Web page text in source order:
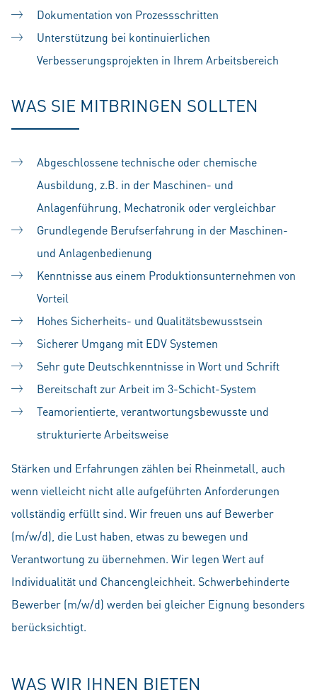
Dokumentation von Prozessschritten
Unterstützung bei kontinuierlichen
Verbesserungsprojekten in Ihrem Arbeitsbereich
WAS SIE MITBRINGEN SOLLTEN
Abgeschlossene technische oder chemische
Ausbildung, z.B. in der Maschinen- und
Anlagenführung, Mechatronik oder vergleichbar
Grundlegende Berufserfahrung in der Maschinen-
und Anlagenbedienung
Kenntnisse aus einem Produktionsunternehmen von
Vorteil
Hohes Sicherheits- und Qualitätsbewusstsein
Sicherer Umgang mit EDV Systemen
Sehr gute Deutschkenntnisse in Wort und Schrift
Bereitschaft zur Arbeit im 3-Schicht-System
Teamorientierte, verantwortungsbewusste und
strukturierte Arbeitsweise
Stärken und Erfahrungen zählen bei Rheinmetall, auch
wenn vielleicht nicht alle aufgeführten Anforderungen
vollständig erfüllt sind. Wir freuen uns auf Bewerber
(m/w/d), die Lust haben, etwas zu bewegen und
Verantwortung zu übernehmen. Wir legen Wert auf
Individualität und Chancengleichheit. Schwerbehinderte
Bewerber (m/w/d) werden bei gleicher Eignung besonders
berücksichtigt.
WAS WIR IHNEN BIETEN